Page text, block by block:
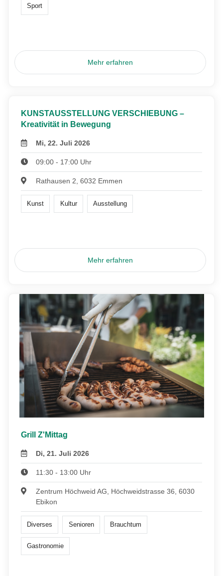
Sport
Mehr erfahren
KUNSTAUSSTELLUNG VERSCHIEBUNG –
Kreativität in Bewegung
Mi, 22. Juli 2026
09:00 - 17:00 Uhr
Rathausen 2, 6032 Emmen
Kunst Kultur Ausstellung
Mehr erfahren
Grill Z'Mittag
Di, 21. Juli 2026
11:30 - 13:00 Uhr
Zentrum Höchweid AG, Höchweidstrasse 36, 6030
Ebikon
Diverses Senioren Brauchtum
Gastronomie